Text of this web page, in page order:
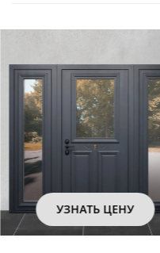
УЗНАТЬ ЦЕНУ